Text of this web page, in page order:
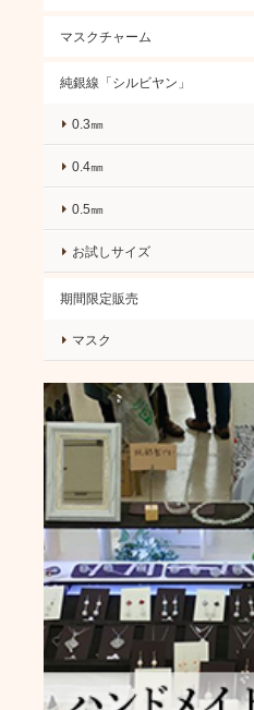
マスクチャーム
純銀線「シルビヤン」
0.3㎜
0.4㎜
0.5㎜
お試しサイズ
期間限定販売
マスク